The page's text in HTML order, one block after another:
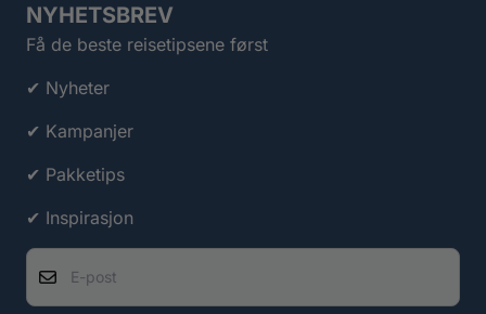
NYHETSBREV
Få de beste reisetipsene først
✔ Nyheter
✔ Kampanjer
✔ Pakketips
✔ Inspirasjon
E-post